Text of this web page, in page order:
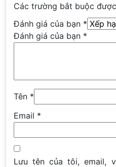
Các trường bắt buộc
Đánh giá của bạn *
Đánh giá của bạn *
Tên *
Email *
Lưu tên của tôi, email,